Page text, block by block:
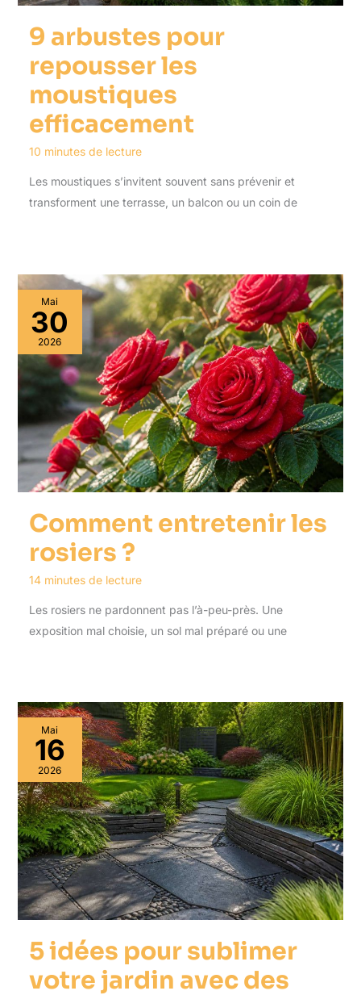
9 arbustes pour
repousser les
moustiques
efficacement
10 minutes de lecture
Les moustiques s’invitent souvent sans prévenir et
transforment une terrasse, un balcon ou un coin de
Mai
30
2026
Comment entretenir les
rosiers ?
14 minutes de lecture
Les rosiers ne pardonnent pas l’à-peu-près. Une
exposition mal choisie, un sol mal préparé ou une
Mai
16
2026
5 idées pour sublimer
votre jardin avec des